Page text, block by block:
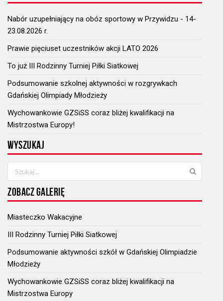
Nabór uzupełniający na obóz sportowy w Przywidzu - 14-
23.08.2026 r.
Prawie pięciuset uczestników akcji LATO 2026
To już III Rodzinny Turniej Piłki Siatkowej
Podsumowanie szkolnej aktywności w rozgrywkach
Gdańskiej Olimpiady Młodzieży
Wychowankowie GZSiSS coraz bliżej kwalifikacji na
Mistrzostwa Europy!
WYSZUKAJ
ZOBACZ GALERIĘ
Miasteczko Wakacyjne
III Rodzinny Turniej Piłki Siatkowej
Podsumowanie aktywności szkół w Gdańskiej Olimpiadzie
Młodzieży
Wychowankowie GZSiSS coraz bliżej kwalifikacji na
Mistrzostwa Europy